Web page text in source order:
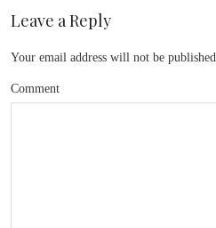
Leave a Reply
Your email address will not be published.
Comment